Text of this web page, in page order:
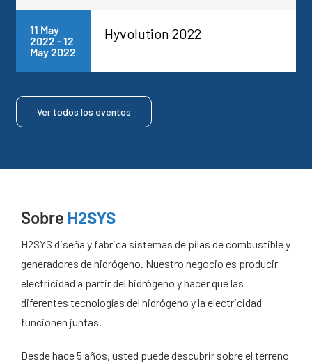
Hyvolution 2022
11 May
2022 -12
May 2022
Ver todos los eventos
Sobre H2SYS
H2SYS diseña y fabrica sistemas de pilas de combustible y
generadores de hidrógeno. Nuestro negocio es producir
electricidad a partir del hidrógeno y hacer que las
diferentes tecnologías del hidrógeno y la electricidad
funcionen juntas.
Desde hace 5 años, usted puede descubrir sobre el terreno